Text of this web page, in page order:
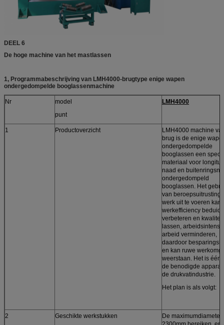
DEEL 6
De hoge machine van het mastlassen
1, Programmabeschrijving van LMH4000-brugtype enige wapen
ondergedompelde booglassenmachine
Nr
model
punt
LMH4000
1 Productoverzicht
LMH4000 machine
brug is de enige
ondergedompelde
booglassen een
materiaal voor
naad en
ondergedompeld
booglassen. Het
van beroepsuitrusting
werk uit te voeren kan
werkefficiency
verbeteren en kwaliteit
lassen,
arbeid verminderen,
daardoor
en kan ruwe
weerstaan. Het is één
de benodigde
de drukvatindustrie.
Het plan is als volgt:
2 Geschikte werkstukken
De maximumdiameter